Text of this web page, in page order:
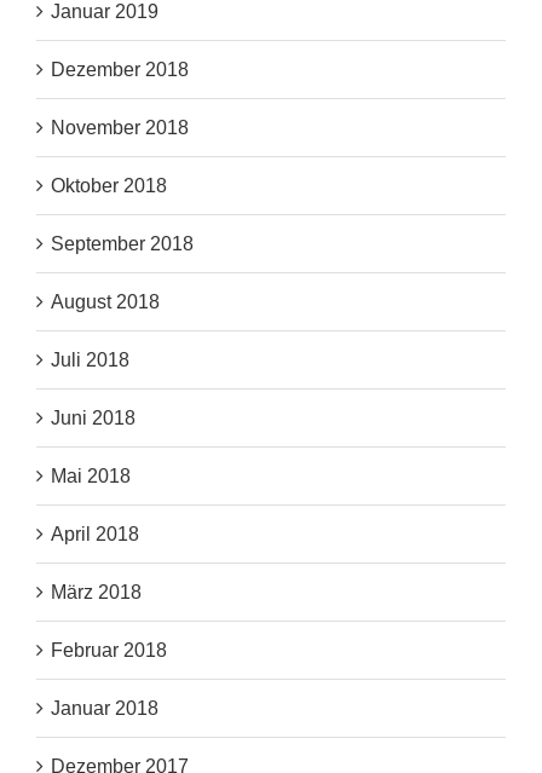
Januar 2019
Dezember 2018
November 2018
Oktober 2018
September 2018
August 2018
Juli 2018
Juni 2018
Mai 2018
April 2018
März 2018
Februar 2018
Januar 2018
Dezember 2017